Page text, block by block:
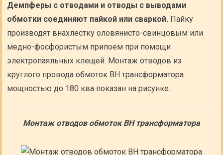
Демпферы с отводами и отводы с выводами
обмотки соединяют пайкой или сваркой. Пайку
производят внахлестку оловянисто-свинцовым или
медно-фосфористым припоем при помощи
электропаяльных клещей. Монтаж отводов из
круглого провода обмоток ВН трансформатора
мощностью до 180 ква показан на рисунке.
Монтаж отводов обмоток ВН трансформатора